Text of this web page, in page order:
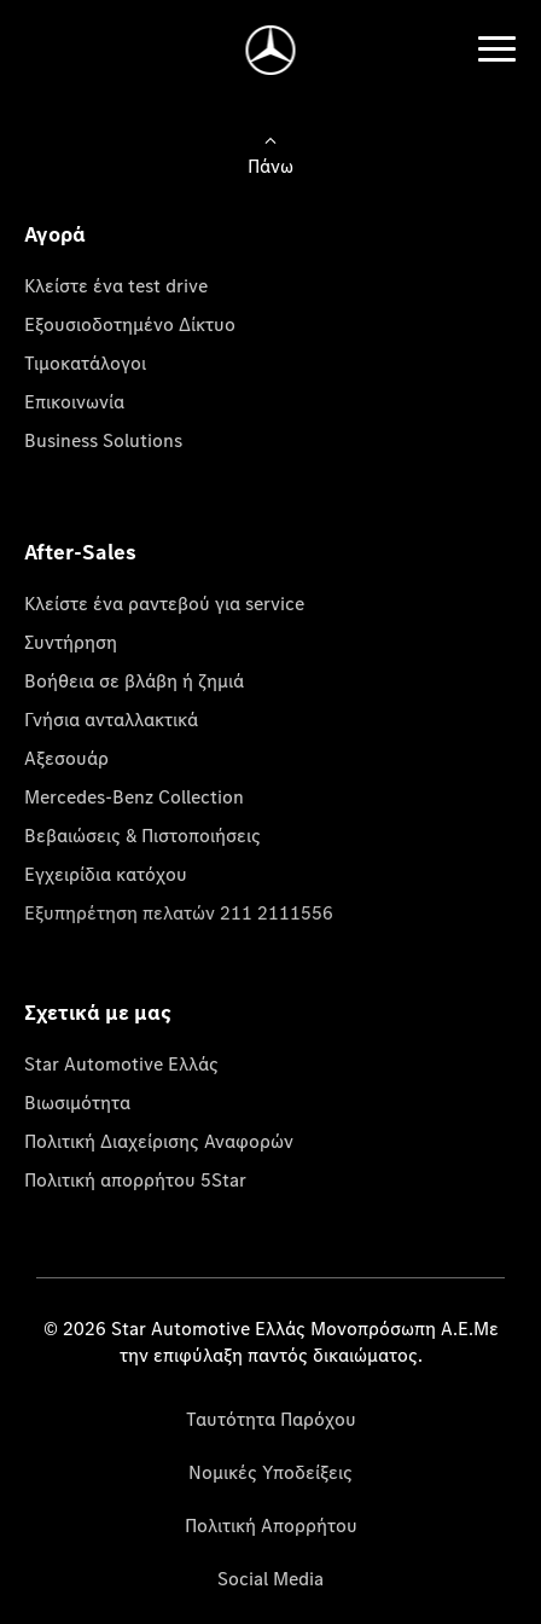
Πάνω
Αγορά
Κλείστε ένα test drive
Εξουσιοδοτημένο Δίκτυο
Τιμοκατάλογοι
Επικοινωνία
Business Solutions
After-Sales
Κλείστε ένα ραντεβού για service
Συντήρηση
Βοήθεια σε βλάβη ή ζημιά
Γνήσια ανταλλακτικά
Αξεσουάρ
Mercedes-Benz Collection
Βεβαιώσεις & Πιστοποιήσεις
Εγχειρίδια κατόχου
Εξυπηρέτηση πελατών 211 2111556
Σχετικά με μας
Star Automotive Ελλάς
Βιωσιμότητα
Πολιτική Διαχείρισης Αναφορών
Πολιτική απορρήτου 5Star
© 2026 Star Automotive Ελλάς Μονοπρόσωπη Α.Ε.Με
την επιφύλαξη παντός δικαιώματος.
Ταυτότητα Παρόχου
Νομικές Υποδείξεις
Πολιτική Απορρήτου
Social Media